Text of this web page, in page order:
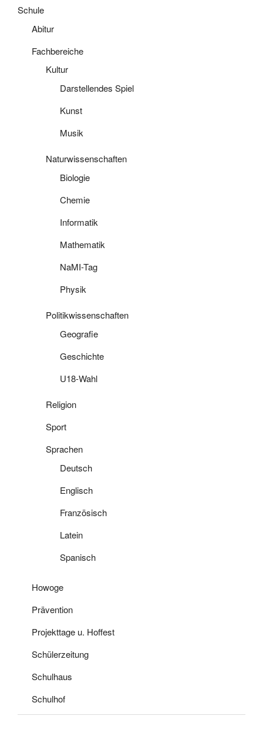
Schule
Abitur
Fachbereiche
Kultur
Darstellendes Spiel
Kunst
Musik
Naturwissenschaften
Biologie
Chemie
Informatik
Mathematik
NaMI-Tag
Physik
Politikwissenschaften
Geografie
Geschichte
U18-Wahl
Religion
Sport
Sprachen
Deutsch
Englisch
Französisch
Latein
Spanisch
Howoge
Prävention
Projekttage u. Hoffest
Schülerzeitung
Schulhaus
Schulhof